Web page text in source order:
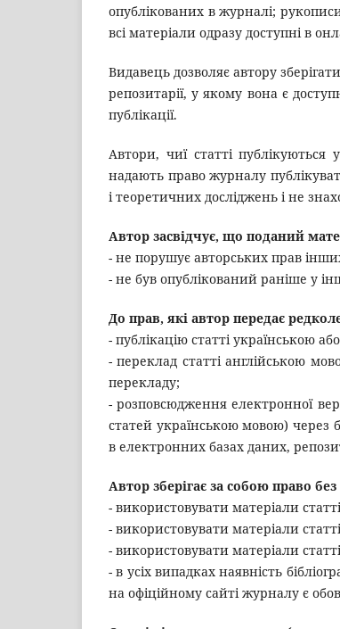
опублікованих в журналі;
всі матеріали одразу доступні в
Видавець дозволяє автору
репозитарії, у якому вона є
публікації.
Автори, чиї статті публікуються
надають право журналу
і теоретичних досліджень і не
Автор засвідчує, що поданий
- не порушує авторських прав
- не був опублікований раніше у
До прав, які автор передає
- публікацію статті українською
- переклад статті англійською
перекладу;
- розповсюдження електронної
статей українською мовою) через
в електронних базах даних,
Автор зберігає за собою право
- використовувати матеріали
- використовувати матеріали
- використовувати матеріали
- в усіх випадках наявність
на офіційному сайті журналу є